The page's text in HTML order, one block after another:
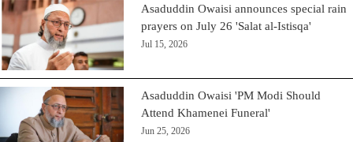
Asaduddin Owaisi announces special rain
prayers on July 26 'Salat al-Istisqa'
Jul 15, 2026
Asaduddin Owaisi 'PM Modi Should
Attend Khamenei Funeral'
Jun 25, 2026